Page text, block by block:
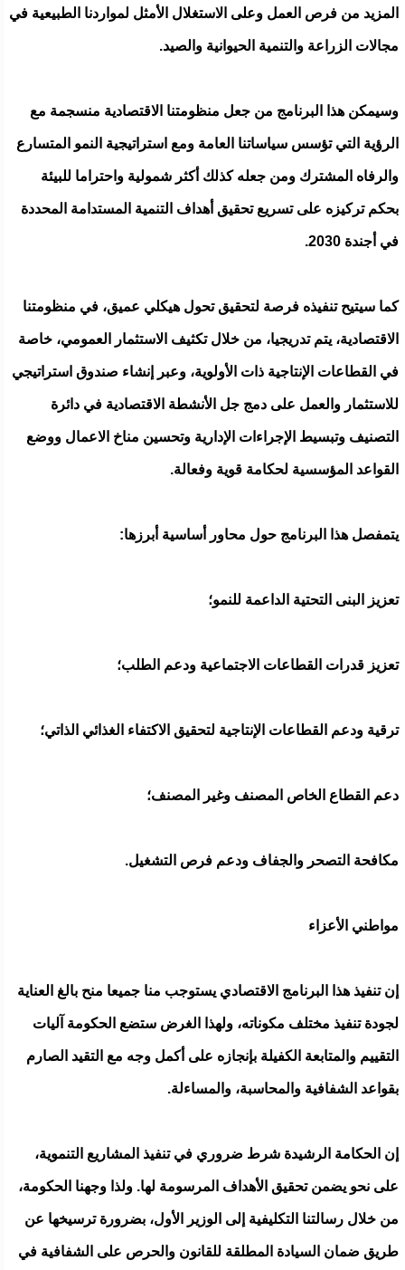
المزيد من فرص العمل وعلى الاستغلال الأمثل لمواردنا الطبيعية في
مجالات الزراعة والتنمية الحيوانية والصيد.
وسيمكن هذا البرنامج من جعل منظومتنا الاقتصادية منسجمة مع
الرؤية التي تؤسس سياساتنا العامة ومع استراتيجية النمو المتسارع
والرفاه المشترك ومن جعله كذلك أكثر شمولية واحتراما للبيئة
بحكم تركيزه على تسريع تحقيق أهداف التنمية المستدامة المحددة
في أجندة 2030.
كما سيتيح تنفيذه فرصة لتحقيق تحول هيكلي عميق، في منظومتنا
الاقتصادية، يتم تدريجيا، من خلال تكثيف الاستثمار العمومي، خاصة
في القطاعات الإنتاجية ذات الأولوية، وعبر إنشاء صندوق استراتيجي
للاستثمار والعمل على دمج جل الأنشطة الاقتصادية في دائرة
التصنيف وتبسيط الإجراءات الإدارية وتحسين مناخ الاعمال ووضع
القواعد المؤسسية لحكامة قوية وفعالة.
يتمفصل هذا البرنامج حول محاور أساسية أبرزها:
تعزيز البنى التحتية الداعمة للنمو؛
تعزيز قدرات القطاعات الاجتماعية ودعم الطلب؛
ترقية ودعم القطاعات الإنتاجية لتحقيق الاكتفاء الغذائي الذاتي؛
دعم القطاع الخاص المصنف وغير المصنف؛
مكافحة التصحر والجفاف ودعم فرص التشغيل.
مواطني الأعزاء
إن تنفيذ هذا البرنامج الاقتصادي يستوجب منا جميعا منح بالغ العناية
لجودة تنفيذ مختلف مكوناته، ولهذا الغرض ستضع الحكومة آليات
التقييم والمتابعة الكفيلة بإنجازه على أكمل وجه مع التقيد الصارم
بقواعد الشفافية والمحاسبة، والمساءلة.
إن الحكامة الرشيدة شرط ضروري في تنفيذ المشاريع التنموية،
على نحو يضمن تحقيق الأهداف المرسومة لها. ولذا وجهنا الحكومة،
من خلال رسالتنا التكليفية إلى الوزير الأول، بضرورة ترسيخها عن
طريق ضمان السيادة المطلقة للقانون والحرص على الشفافية في